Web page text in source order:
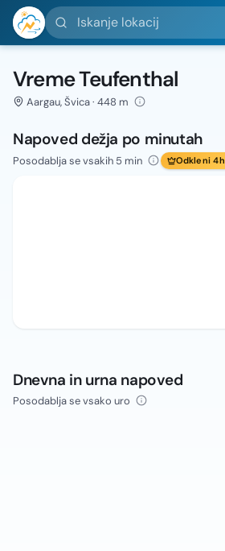
Iskanje lokacij
Vreme Teufenthal
Aargau, Švica · 448 m
Napoved dežja po minutah
Posodablja se vsakih 5 min Odkleni 4h
Dnevna in urna napoved
Posodablja se vsako uro